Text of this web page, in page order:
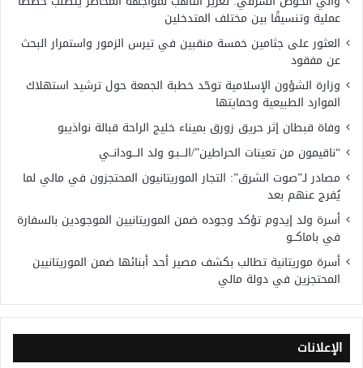
عملية وتنسيقًا بين مختلف المتدخلين
العثور على جثامين خمسة منقبين في تيرس الزمور واستمرار البحث
عن مفقود
وزارة الشؤون الإسلامية توحّد خطبة الجمعة حول ترشيد استهلاك
الموارد الطبيعية وحمايتها
وفاة قبطان إثر حريق زورق بميناء خليج الراحة قبالة نواذيبو
“ناقيمون من تعينات الحراطين”/الـــبـو ولد الـــودانــي
مصادر لـ”صوت الشرق”: التجار الموريتانيون المحتجزون في مالي لما
يُفرج عنهم بعد
أسرة ولد إيدوم تؤكد وجوده ضمن الموريتانيين الموجودين بالسفارة
في باماكــو
أسرة موريتانية تطالب بكشف مصير أحد أبنائها ضمن الموريتانيين
المحتجزين في دولة مالي
الإعلانات